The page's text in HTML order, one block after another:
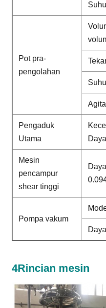
Pot pra-
pengolahan
Pengaduk
Utama
Mesin
pencampur
shear tinggi
Pompa vakum
4Rincian mesin